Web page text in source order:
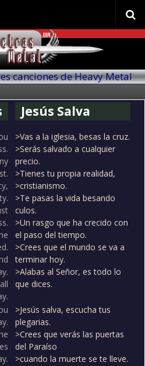
canciones de Heavy Metal
Jesús Salva
>Vas a la iglesia, besas la cruz.
>Serás salvado a cualquier
precio.
>Tienes tu propia realidad,
>cristianismo.
>Te pasas la vida besando
culos.
>Un rasgo que ha crecido con
el paso del tiempo.
>Crees que el mundo se va a
terminar hoy.
>Alabas al Señor, es todo lo
que dices.
>Jesús salva, escucha tus
plegarias.
>Crees que verás las puertas
del Paraíso
>cuando la muerte se te lleve.